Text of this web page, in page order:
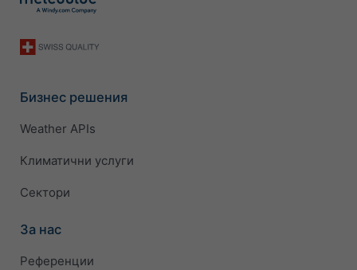
Бизнес решения
Weather APIs
Климатични услуги
Сектори
За нас
Референции